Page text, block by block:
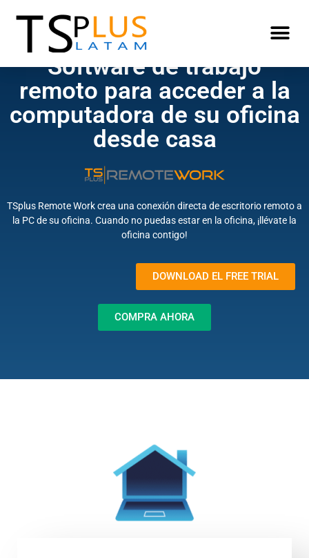
Software de trabajo
remoto para acceder a la
computadora de su oficina
desde casa
TSplus Remote Work crea una conexión directa de escritorio remoto a
la PC de su oficina. Cuando no puedas estar en la oficina, ¡llévate la
oficina contigo!
DOWNLOAD EL FREE TRIAL
COMPRA AHORA